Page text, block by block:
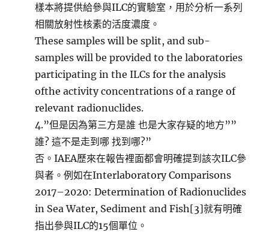
樣本將提供給參與ILC的實驗室，用於分析一系列
相關放射性核素的活度濃度。
These samples will be split, and sub-
samples will be provided to the laboratories
participating in the ILCs for the analysis
ofthe activity concentrations of a range of
relevant radionuclides.
4.”但是因為第三方是誰 也是大家存疑的地方””
誰? 這不是走到哪 找到哪?”
否。IAEA歷來在報告裡面都會明確提到該次ILC參
與者。例如在Interlaboratory Comparisons
2017–2020: Determination of Radionuclides
in Sea Water, Sediment and Fish[3]就有明確
指出參與ILC的15個單位。